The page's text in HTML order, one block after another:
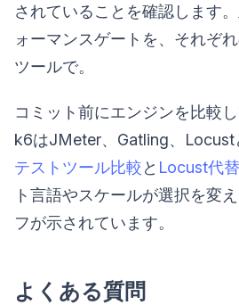
されていることを確認します
ォーマンスゲートを、それぞ
ツールで。
コミット前にエンジンを比較
k6はJMeter、Gatling、Locust
テストツール比較と Locust代
ト言語やスケールが選択を変
フが示されています。
よくある質問